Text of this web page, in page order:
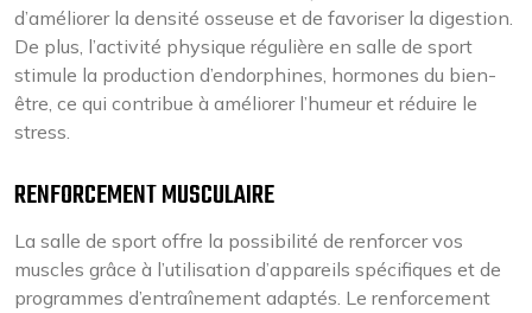
d’améliorer la densité osseuse et de favoriser la digestion.
De plus, l’activité physique régulière en salle de sport
stimule la production d’endorphines, hormones du bien-
être, ce qui contribue à améliorer l’humeur et réduire le
stress.
RENFORCEMENT MUSCULAIRE
La salle de sport offre la possibilité de renforcer vos
muscles grâce à l’utilisation d’appareils spécifiques et de
programmes d’entraînement adaptés. Le renforcement